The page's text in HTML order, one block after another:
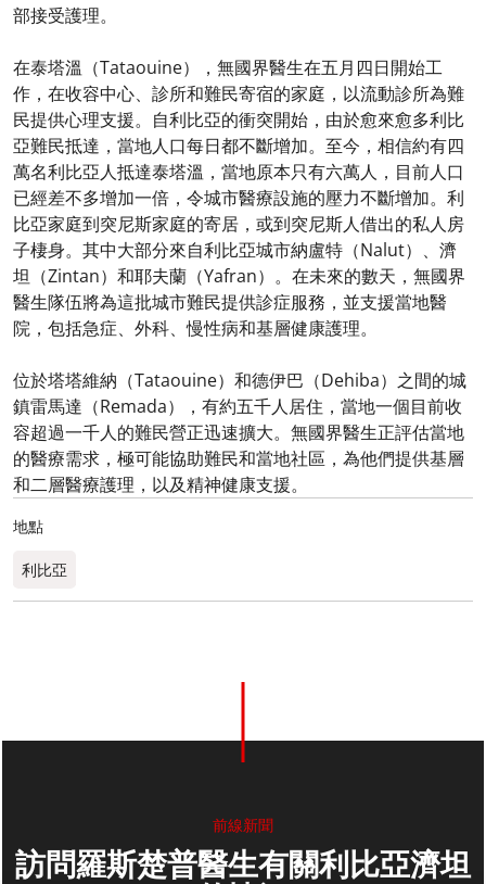
部接受護理。
在泰塔溫（Tataouine），無國界醫生在五月四日開始工
作，在收容中心、診所和難民寄宿的家庭，以流動診所為難
民提供心理支援。自利比亞的衝突開始，由於愈來愈多利比
亞難民抵達，當地人口每日都不斷增加。至今，相信約有四
萬名利比亞人抵達泰塔溫，當地原本只有六萬人，目前人口
已經差不多增加一倍，令城市醫療設施的壓力不斷增加。利
比亞家庭到突尼斯家庭的寄居，或到突尼斯人借出的私人房
子棲身。其中大部分來自利比亞城市納盧特（Nalut）、濟
坦（Zintan）和耶夫蘭（Yafran）。在未來的數天，無國界
醫生隊伍將為這批城市難民提供診症服務，並支援當地醫
院，包括急症、外科、慢性病和基層健康護理。
位於塔塔維納（Tataouine）和德伊巴（Dehiba）之間的城
鎮雷馬達（Remada），有約五千人居住，當地一個目前收
容超過一千人的難民營正迅速擴大。無國界醫生正評估當地
的醫療需求，極可能協助難民和當地社區，為他們提供基層
和二層醫療護理，以及精神健康支援。
地點
利比亞
前線新聞
訪問羅斯楚普醫生有關利比亞濟坦